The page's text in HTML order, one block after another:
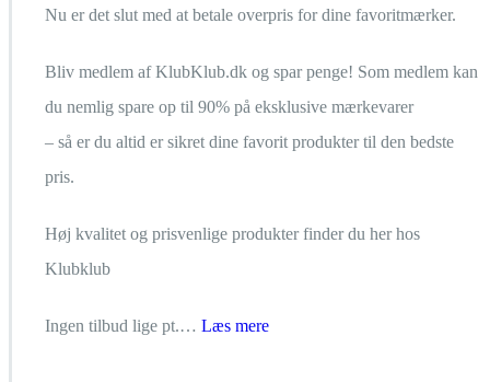
Nu er det slut med at betale overpris for dine favoritmærker.
Bliv medlem af KlubKlub.dk og spar penge! Som medlem kan
du nemlig spare op til 90% på eksklusive mærkevarer
– så er du altid er sikret dine favorit produkter til den bedste
pris.
Høj kvalitet og prisvenlige produkter finder du her hos
Klubklub
Ingen tilbud lige pt.… Læs mere